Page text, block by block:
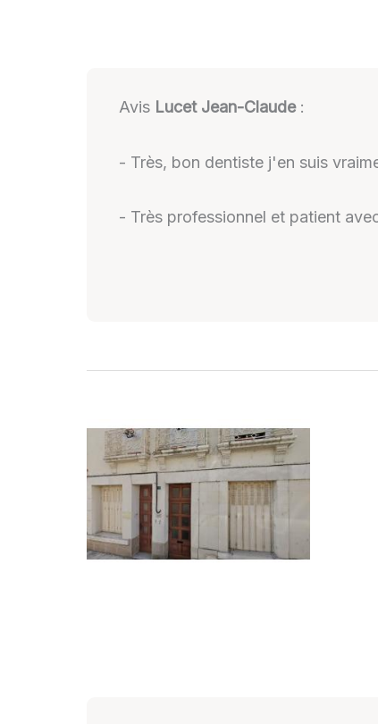
Avis Lucet Jean-Claude:
- Très, bon dentiste j'en suis
- Très professionnel et patient